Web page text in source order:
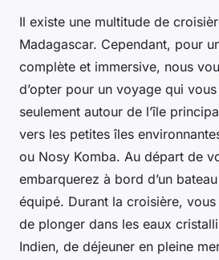
Il existe une multitude de
Madagascar. Cependant, pour
complète et immersive, nous
d’opter pour un voyage qui
seulement autour de l’île
vers les petites îles
ou Nosy Komba. Au départ de
embarquerez à bord d’un
équipé. Durant la croisière, vous
de plonger dans les eaux
Indien, de déjeuner en pleine